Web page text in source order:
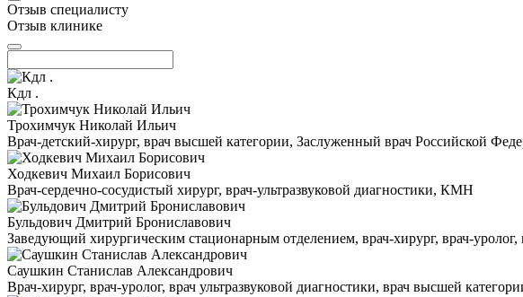
Отзыв специалисту
Отзыв клинике
Кдл .
Трохимчук Николай Ильич
Врач-детский-хирург, врач высшей категории, Заслуженный врач Российской
Ходкевич Михаил Борисович
Врач-сердечно-сосудистый хирург, врач-ультразвуковой диагностики, КМН
Бульдович Дмитрий Брониславович
Заведующий хирургическим стационарным отделением, врач-хирург, врач-уролог,
Саушкин Станислав Александрович
Врач-хирург, врач-уролог, врач ультразвуковой диагностики, врач высшей